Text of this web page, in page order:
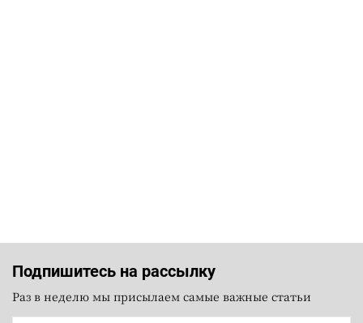
Подпишитесь на рассылку
Раз в неделю мы присылаем самые важные статьи